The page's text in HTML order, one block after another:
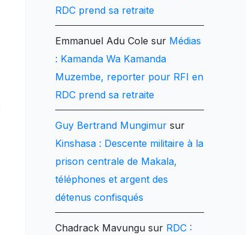
RDC prend sa retraite
Emmanuel Adu Cole sur Médias
: Kamanda Wa Kamanda
Muzembe, reporter pour RFI en
RDC prend sa retraite
Guy Bertrand Mungimursur
Kinshasa : Descente militaire à la
prison centrale de Makala,
téléphones et argent des
détenus confisqués
Chadrack Mavungusur RDC :